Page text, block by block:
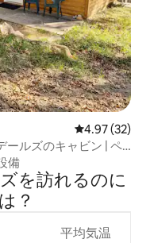
レビュー32
4.97 (32)
ールズのキャビン | ペ
備
を訪⁠れ⁠るの⁠に
？
平均気温